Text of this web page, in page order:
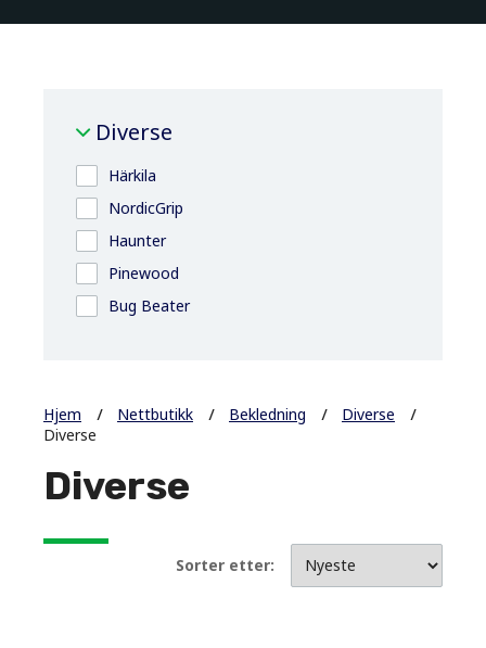
Diverse
Härkila
NordicGrip
Haunter
Pinewood
Bug Beater
Hjem Nettbutikk Bekledning
Diverse
Diverse
Diverse
Sorter etter: